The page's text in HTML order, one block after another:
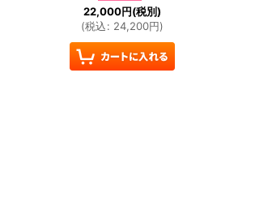
22,000円(税別)
(税込: 24,200円)